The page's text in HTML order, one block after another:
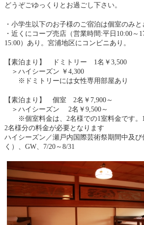
どうぞごゆっくりとお過ごし下さい。
・小学生以下のお子様のご宿泊は個室のみと
・近くにコープ売店（営業時間:平日10:00～
15:00）あり。宮浦地区にコンビニあり。
【素泊まり】 ドミトリー 1名￥3,500
＞ハイシーズン ￥4,300
※ドミトリーには女性専用部屋あり
【素泊まり】 個室 2名￥7,900～
＞ハイシーズン 2名￥9,500～
※個室料金は、2名様での1室料金です。1
2名様分の料金が必要となります
ハイシーズン／瀬戸内国際芸術祭期間中及び
く）、GW、7/20～8/31